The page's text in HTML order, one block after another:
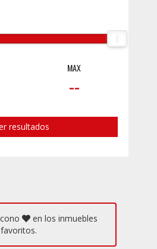
MAX
--
resultados
en los inmuebles